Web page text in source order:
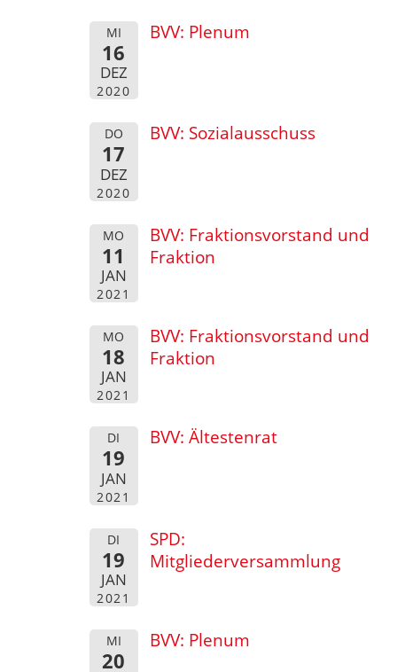
MI
16
DEZ
2020
BVV: Plenum
DO
17
DEZ
2020
BVV: Sozialausschuss
MO
11
JAN
2021
BVV: Fraktionsvorstand und
Fraktion
MO
18
JAN
2021
BVV: Fraktionsvorstand und
Fraktion
DI
19
JAN
2021
BVV: Ältestenrat
DI
19
JAN
2021
SPD:
Mitgliederversammlung
MI
20
BVV: Plenum